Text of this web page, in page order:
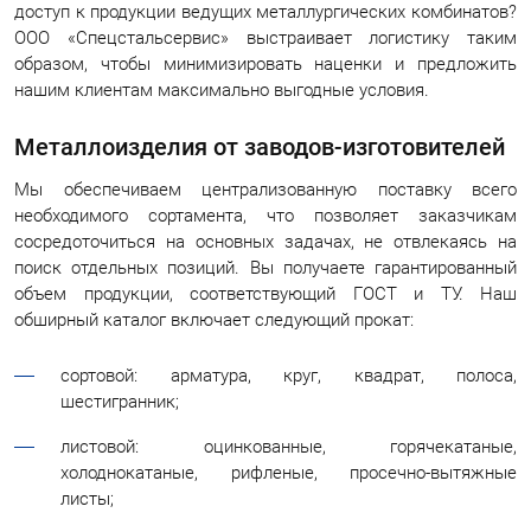
Обратный вызов
доступ к продукции ведущих металлургических комбинатов?
ООО «Спецстальсервис» выстраивает логистику таким
образом, чтобы минимизировать наценки и предложить
нашим клиентам максимально выгодные условия.
Металлоизделия от заводов-изготовителей
Мы обеспечиваем централизованную поставку всего
необходимого сортамента, что позволяет заказчикам
сосредоточиться на основных задачах, не отвлекаясь на
поиск отдельных позиций. Вы получаете гарантированный
объем продукции, соответствующий ГОСТ и ТУ. Наш
обширный каталог включает следующий прокат:
сортовой: арматура, круг, квадрат, полоса,
шестигранник;
листовой: оцинкованные, горячекатаные,
холоднокатаные, рифленые, просечно-вытяжные
листы;